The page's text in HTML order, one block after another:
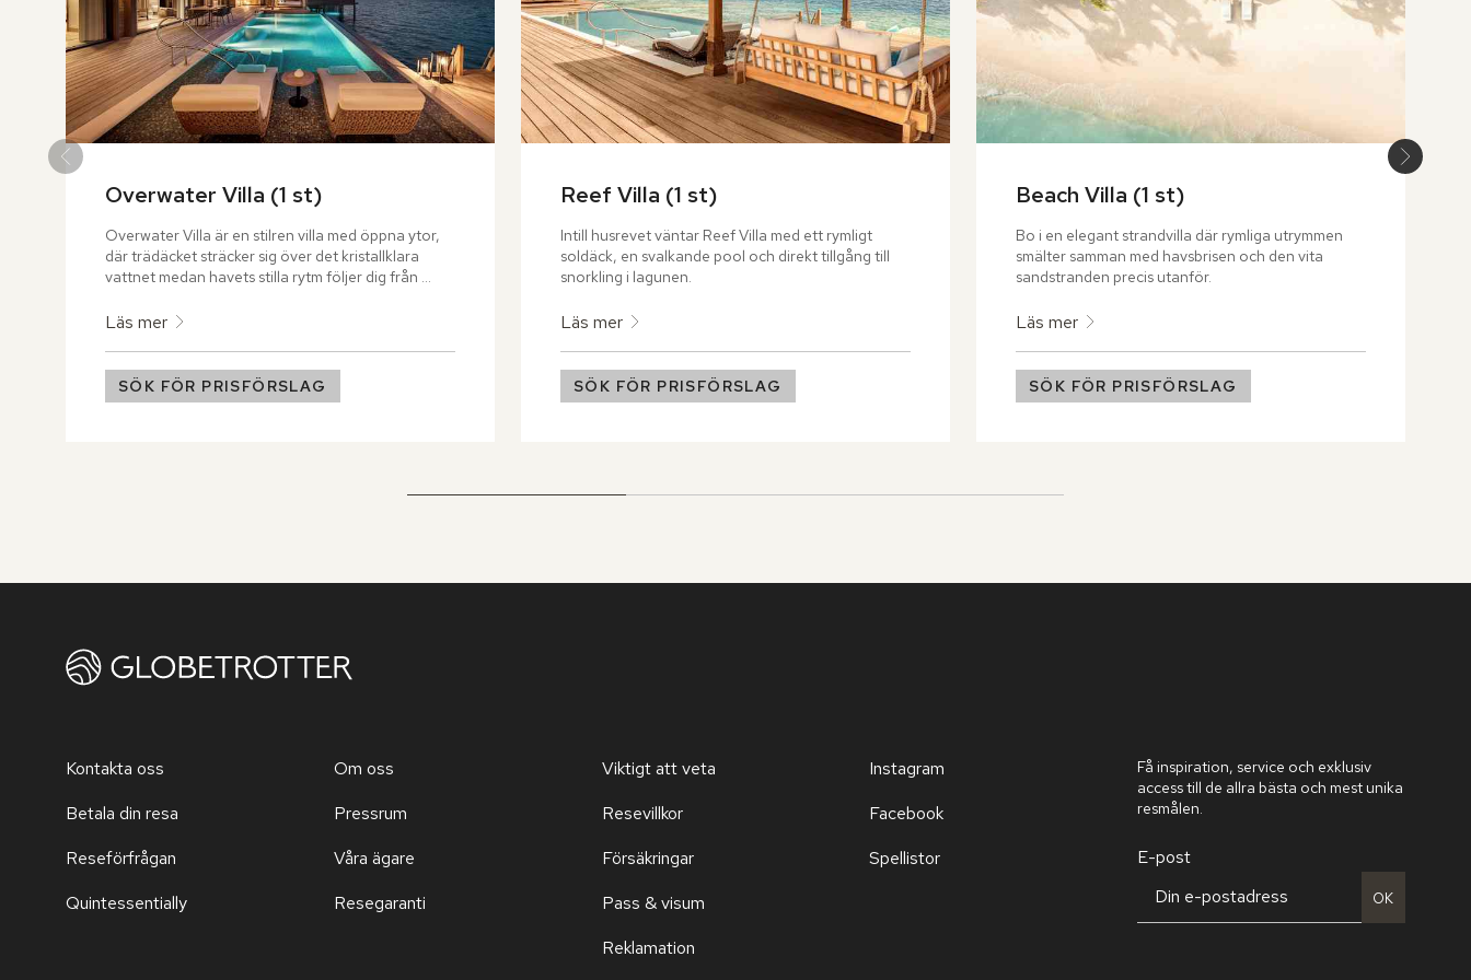
Overwater Villa (1 st)
Overwater Villa är en stilren villa med öppna ytor,
där trädäcket sträcker sig över det kristallklara
vattnet medan havets stilla rytm följer dig från
eldiga färgspel.
Läs mer
SÖK FÖR PRISFÖRSLAG
Reef Villa (1 st)
Intill husrevet väntar Reef Villa med ett rymligt
soldäck, en svalkande pool och direkt tillgång till
snorkling i lagunen.
Läs mer
SÖK FÖR PRISFÖRSLAG
Beach Villa (1 st)
Bo i en elegant strandvilla där rymliga utrymmen
smälter samman med havsbrisen och den vita
sandstranden precis utanför.
Läs mer
SÖK FÖR PRISFÖRSLAG
Kontakta oss
Betala din resa
Reseförfrågan
Quintessentially
Om oss
Pressrum
Våra ägare
Resegaranti
Viktigt att veta
Resevillkor
Försäkringar
Pass & visum
Reklamation
Instagram
Facebook
Spellistor
Få inspiration, service och exklusiv
access till de allra bästa och mest unika
resmålen.
E-post
OK